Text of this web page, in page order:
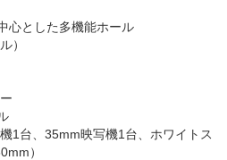
心とした多機能ホール
）
1台、35mm映写機1台、ホワイトス
）